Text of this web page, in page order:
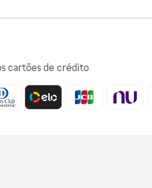
cartões de crédito